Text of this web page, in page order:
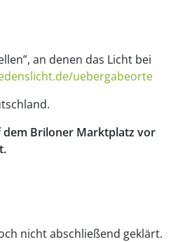
an denen das Licht bei
uebergabeorte
dem Briloner Marktplatz vor
nicht abschließend geklärt.